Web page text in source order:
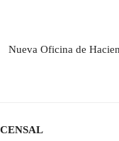
Nueva Oficina de